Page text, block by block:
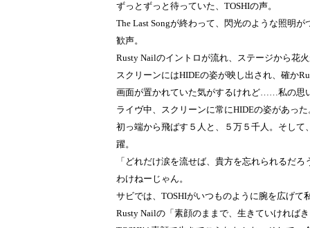
ずっとずっと待っていた、TOSHIの声。
The Last Songが終わって、閃光のような照明
歓声。
Rusty Nailのイントロが流れ、ステージから花
スクリーンにはHIDEの姿が映し出され、確か
画面が置かれていた気がするけれど……私の思
ライヴ中、スクリーンに常にHIDEの姿があっ
初っ端から飛ばす５人と、５万５千人。そし
躍。
「どれだけ涙を流せば、貴方を忘れられるだ
わけねーじゃん。
サビでは、TOSHIがいつものように腕を広げて
Rusty Nailの「素顔のままで、生きていければ